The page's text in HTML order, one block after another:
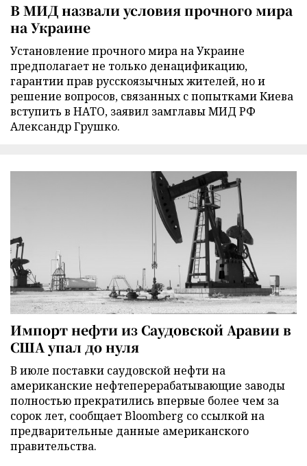
В МИД назвали условия прочного мира
на Украине
Установление прочного мира на Украине
предполагает не только денацификацию,
гарантии прав русскоязычных жителей, но и
решение вопросов, связанных с попытками Киева
вступить в НАТО, заявил замглавы МИД РФ
Александр Грушко.
Импорт нефти из Саудовской Аравии в
США упал до нуля
В июле поставки саудовской нефти на
американские нефтеперерабатывающие заводы
полностью прекратились впервые более чем за
сорок лет, сообщает Bloomberg со ссылкой на
предварительные данные американского
правительства.